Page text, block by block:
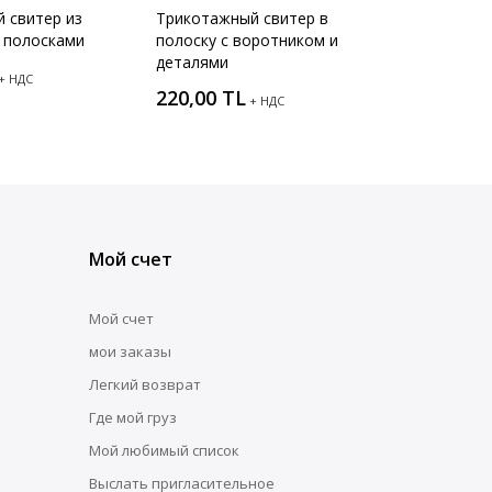
свитер из
НДС
Трикотажный свитер в
полоску с воротником и
деталями
220,00 TL + НДС
Мой счет
Мой счет
мои заказы
Легкий возврат
Где мой груз
Мой любимый список
Выслать пригласительное